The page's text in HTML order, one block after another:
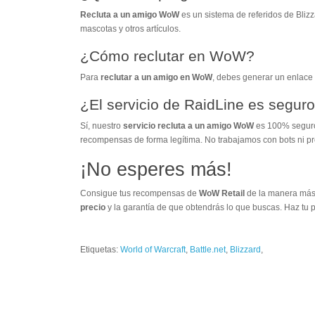
Recluta a un amigo WoWes un sistema de referidos de
mascotas y otros artículos.
¿Cómo reclutar en WoW?
Para reclutar a un amigo en WoW, debes generar un
¿El servicio de RaidLine es
Sí, nuestro servicio recluta a un amigo WoWes 100%
recompensas de forma legítima. No trabajamos con bots ni
¡No esperes más!
Consigue tus recompensas de WoW Retail de la manera
precio y la garantía de que obtendrás lo que buscas. Haz tu
Etiquetas: World of Warcraft, Battle.net, Blizzard